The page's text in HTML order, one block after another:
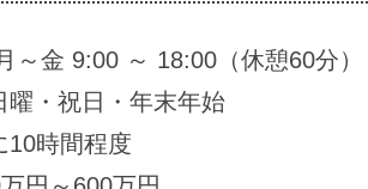
～金 9:00 ～ 18:00（休憩60分）
曜・祝日・年末年始
10時間程度